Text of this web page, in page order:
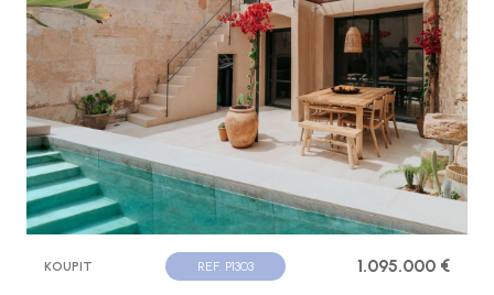
KOUPIT REF. P1303 1.095.000 €